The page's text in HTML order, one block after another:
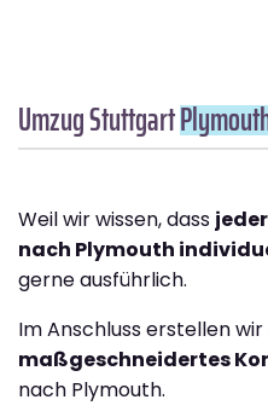
Umzug Stuttgart
Weil wir wissen, dass
nach Plymouth
gerne ausführlich.
Im Anschluss erstellen
maßgeschneidertes
nach Plymouth.